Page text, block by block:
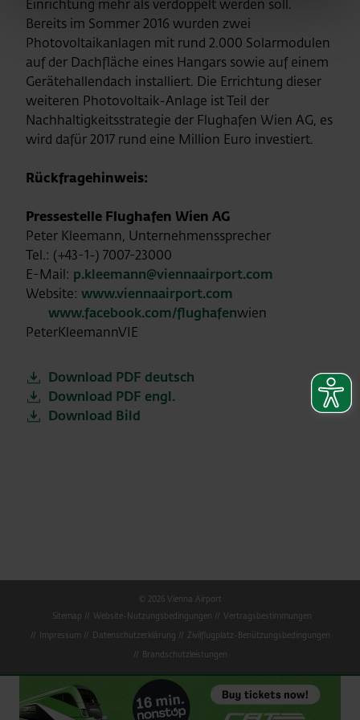
Einrichtung mehr als verdoppelt werden soll.
Bereits im Sommer 2016 wurden zwei
Photovoltaikanlagen mit rund 2.000 Solarmodulen
auf der Dachfläche eines Hangars sowie auf einem
Gerätehallendach installiert. Die Errichtung dieser
weiteren Photovoltaik-Anlage ist Teil der
Nachhaltigkeitsstrategie der Flughafen Wien AG, es
wird dafür 2017 rund eine Million Euro investiert.
Rückfragehinweis:
Pressestelle Flughafen Wien AG
Peter Kleemann, Unternehmenssprecher
Tel.: (+43-1-) 7007-23000
E-Mail: p.kleemann@viennaairport.com
Website: www.viennaairport.com
www.facebook.com/flughafenwien
PeterKleemannVIE
Download PDF deutsch
Download PDF engl.
Download Bild
© 2026 Vienna Airport
Sitemap
Website-Nutzungsbedingungen
Vertragsbestimmungen
Impressum
Datenschutzerklärung
Zivilflugplatz-Benützungsbedingungen
Brandschutzleistungen